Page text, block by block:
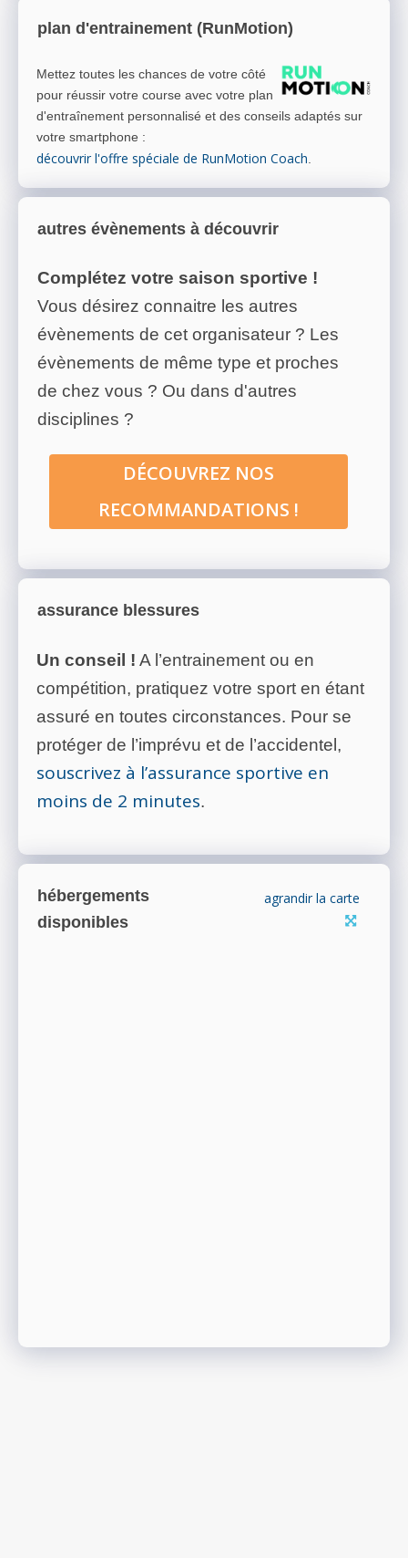
plan d'entrainement (RunMotion)
Mettez toutes les chances de votre côté
pour réussir votre course avec votre plan
d'entraînement personnalisé et des conseils adaptés sur
votre smartphone :
découvrir l'offre spéciale de RunMotion Coach.
autres évènements à découvrir
Complétez votre saison sportive !
Vous désirez connaitre les autres
évènements de cet organisateur ? Les
évènements de même type et proches
de chez vous ? Ou dans d'autres
disciplines ?
DÉCOUVREZ NOS
RECOMMANDATIONS !
assurance blessures
Un conseil ! A l’entrainement ou en
compétition, pratiquez votre sport en étant
assuré en toutes circonstances. Pour se
protéger de l’imprévu et de l’accidentel,
souscrivez à l’assurance sportive en
moins de 2 minutes.
hébergements
disponibles
agrandir la carte